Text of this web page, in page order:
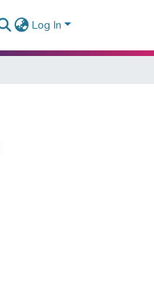
Log In